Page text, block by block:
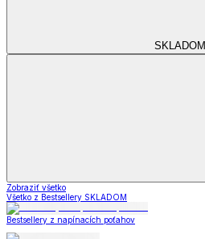
SKLADOM
Zobraziť všetko
Všetko z Bestsellery SKLADOM
Bestsellery z napínacích poťahov